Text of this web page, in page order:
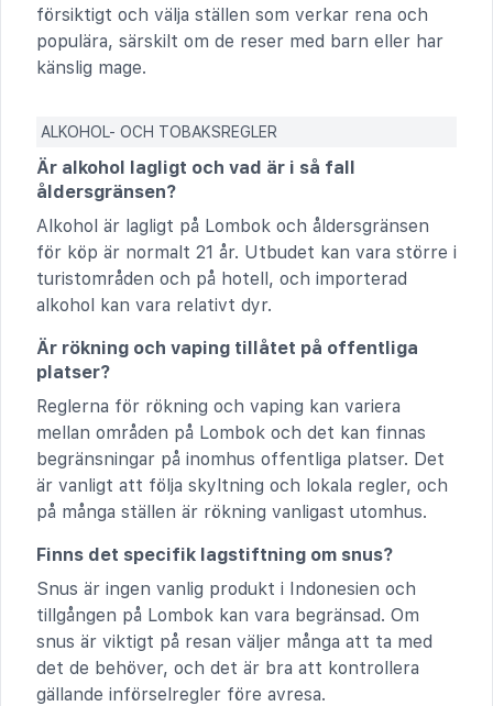
försiktigt och välja ställen som verkar rena och
populära, särskilt om de reser med barn eller har
känslig mage.
ALKOHOL- OCH TOBAKSREGLER
Är alkohol lagligt och vad är i så fall
åldersgränsen?
Alkohol är lagligt på Lombok och åldersgränsen
för köp är normalt 21 år. Utbudet kan vara större i
turistområden och på hotell, och importerad
alkohol kan vara relativt dyr.
Är rökning och vaping tillåtet på offentliga
platser?
Reglerna för rökning och vaping kan variera
mellan områden på Lombok och det kan finnas
begränsningar på inomhus offentliga platser. Det
är vanligt att följa skyltning och lokala regler, och
på många ställen är rökning vanligast utomhus.
Finns det specifik lagstiftning om snus?
Snus är ingen vanlig produkt i Indonesien och
tillgången på Lombok kan vara begränsad. Om
snus är viktigt på resan väljer många att ta med
det de behöver, och det är bra att kontrollera
gällande införselregler före avresa.